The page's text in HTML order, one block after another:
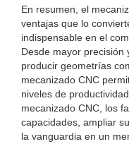
En resumen, el
ventajas que lo
indispensable en el
Desde mayor precisión
producir geometrías
mecanizado CNC
niveles de
mecanizado CNC, los
capacidades, ampliar
la vanguardia en un